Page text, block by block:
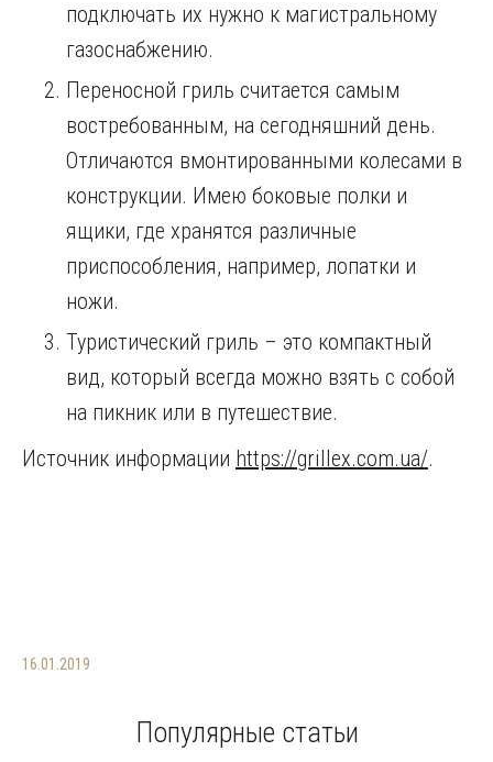
подключать их нужно к магистральному
газоснабжению.
Переносной гриль считается самым
востребованным, на сегодняшний день.
Отличаются вмонтированными колесами в
конструкции. Имею боковые полки и
ящики, где хранятся различные
приспособления, например, лопатки и
ножи.
Туристический гриль – это компактный
вид, который всегда можно взять с собой
на пикник или в путешествие.
Источник информации https://grillex.com.ua/.
16.01.2019
Популярные статьи